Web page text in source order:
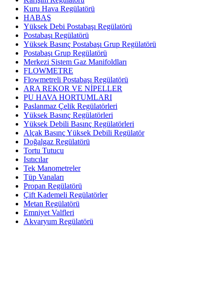
Kuru Hava Regülatörü
HABAŞ
Yüksek Debi Postabaşı Regülatörü
Postabaşı Regülatörü
Yüksek Basınç Postabaşı Grup Regülatörü
Postabaşı Grup Regülatörü
Merkezi Sistem Gaz Manifoldları
FLOWMETRE
Flowmetreli Postabaşı Regülatörü
ARA REKOR VE NİPELLER
PU HAVA HORTUMLARI
Paslanmaz Çelik Regülatörleri
Yüksek Basınç Regülatörleri
Yüksek Debili Basınç Regülatörleri
Alçak Basınç Yüksek Debili Regülatör
Doğalgaz Regülatörü
Tortu Tutucu
Isıtıcılar
Tek Manometreler
Tüp Vanaları
Propan Regülatörü
Çift Kademeli Regülatörler
Metan Regülatörü
Emniyet Valfleri
Akvaryum Regülatörü